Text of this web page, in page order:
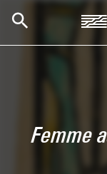
Femme